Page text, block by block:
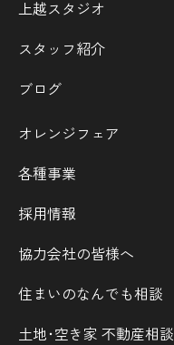
上越スタジオ
スタッフ紹介
ブログ
オレンジフェア
各種事業
採用情報
協力会社の皆様へ
住まいのなんでも相談
土地･空き家 不動産相談